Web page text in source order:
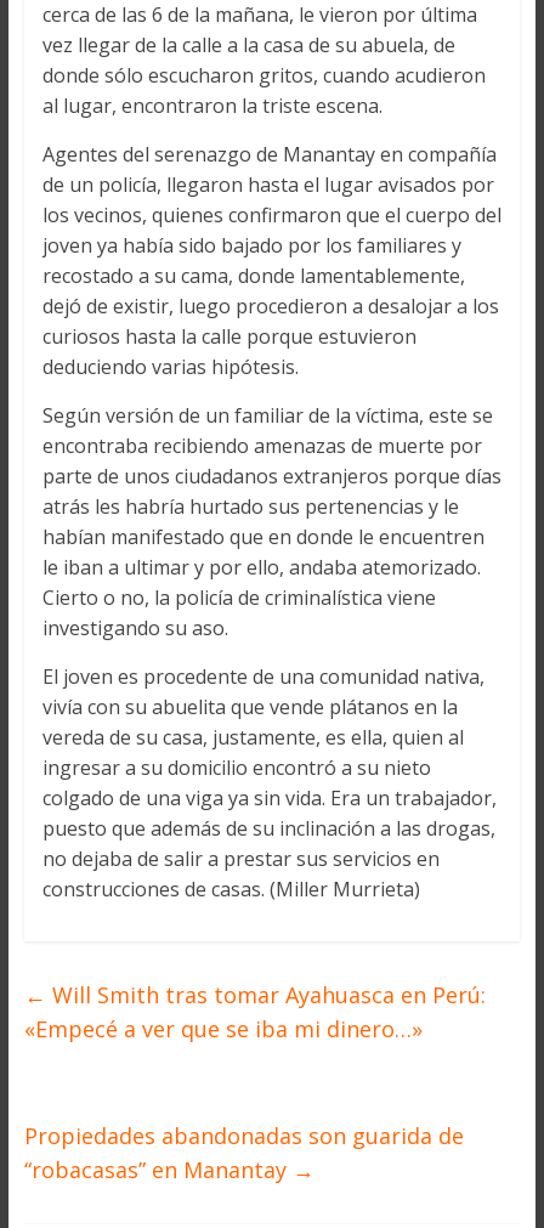
cerca de las 6 de la mañana, le vieron por última
vez llegar de la calle a la casa de su abuela, de
donde sólo escucharon gritos, cuando acudieron
al lugar, encontraron la triste escena.
Agentes del serenazgo de Manantay en compañía
de un policía, llegaron hasta el lugar avisados por
los vecinos, quienes confirmaron que el cuerpo del
joven ya había sido bajado por los familiares y
recostado a su cama, donde lamentablemente,
dejó de existir, luego procedieron a desalojar a los
curiosos hasta la calle porque estuvieron
deduciendo varias hipótesis.
Según versión de un familiar de la víctima, este se
encontraba recibiendo amenazas de muerte por
parte de unos ciudadanos extranjeros porque días
atrás les habría hurtado sus pertenencias y le
habían manifestado que en donde le encuentren
le iban a ultimar y por ello, andaba atemorizado.
Cierto o no, la policía de criminalística viene
investigando su aso.
El joven es procedente de una comunidad nativa,
vivía con su abuelita que vende plátanos en la
vereda de su casa, justamente, es ella, quien al
ingresar a su domicilio encontró a su nieto
colgado de una viga ya sin vida. Era un trabajador,
puesto que además de su inclinación a las drogas,
no dejaba de salir a prestar sus servicios en
construcciones de casas. (Miller Murrieta)
← Will Smith tras tomar Ayahuasca en Perú:
«Empecé a ver que se iba mi dinero…»
Propiedades abandonadas son guarida de
“robacasas” en Manantay →